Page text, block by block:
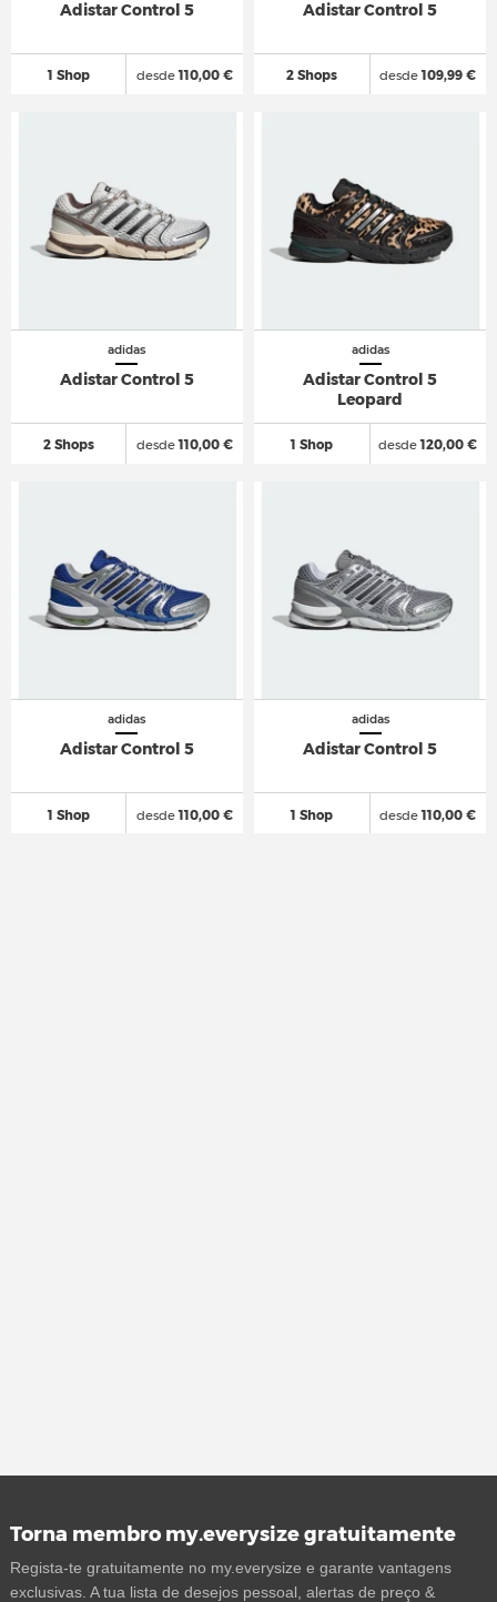
Adistar Control 5
1 Shop desde110,00 €
Adistar Control 5
2 Shops desde109,99 €
adidas
Adistar Control 5
2 Shops desde110,00 €
adidas
Adistar Control 5
Leopard
1 Shop desde120,00 €
adidas
Adistar Control 5
1 Shop desde110,00 €
adidas
Adistar Control 5
1 Shop desde110,00 €
Torna membro my.everysize gratuitamente
Regista-te gratuitamente no my.everysize e garante vantagens
exclusivas. A tua lista de desejos pessoal, alertas de preço &